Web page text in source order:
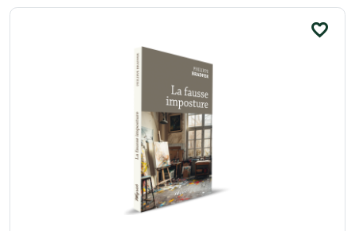
favorite_border